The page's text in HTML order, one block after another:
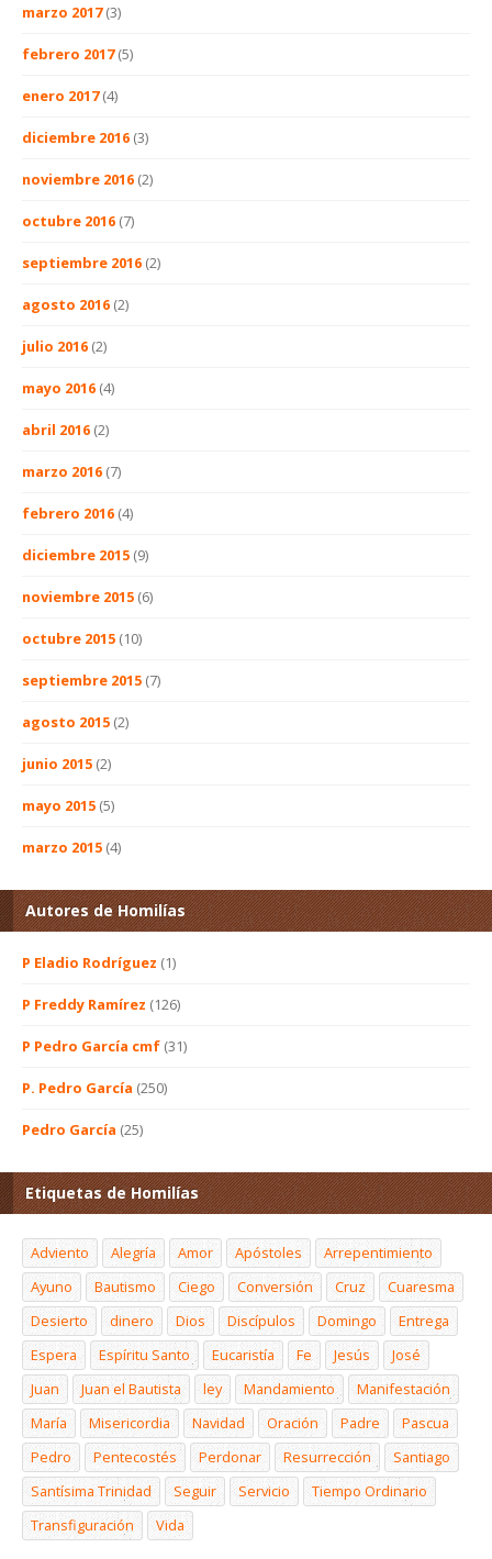
marzo 2017(3)
febrero 2017(5)
enero 2017(4)
diciembre 2016 (3)
noviembre 2016 (2)
octubre 2016 (7)
septiembre 2016 (2)
agosto 2016 (2)
julio 2016 (2)
mayo 2016 (4)
abril 2016 (2)
marzo 2016 (7)
febrero 2016 (4)
diciembre 2015 (9)
noviembre 2015 (6)
octubre 2015 (10)
septiembre 2015 (7)
agosto 2015 (2)
junio 2015 (2)
mayo 2015 (5)
marzo 2015 (4)
Autores de Homilías
P Eladio Rodríguez (1)
P Freddy Ramírez (126)
P Pedro García cmf (31)
P. Pedro García (250)
Pedro García (25)
Etiquetas de Homilías
Adviento Alegría Amor Apóstoles
Arrepentimiento
Ayuno
Bautismo Ciego Conversión Cruz
Cuaresma
Desierto
dinero Dios Discípulos Domingo
Entrega
Espera
Espíritu Santo Eucaristía Fe Jesús
José
Juan
Juan el Bautista ley Mandamiento
Manifestación
María
Misericordia Navidad Oración Padre
Pascua
Pedro
Pentecostés Perdonar Resurrección
Santiago
Santísima Trinidad
Seguir Servicio
Tiempo Ordinario
Transfiguración
Vida